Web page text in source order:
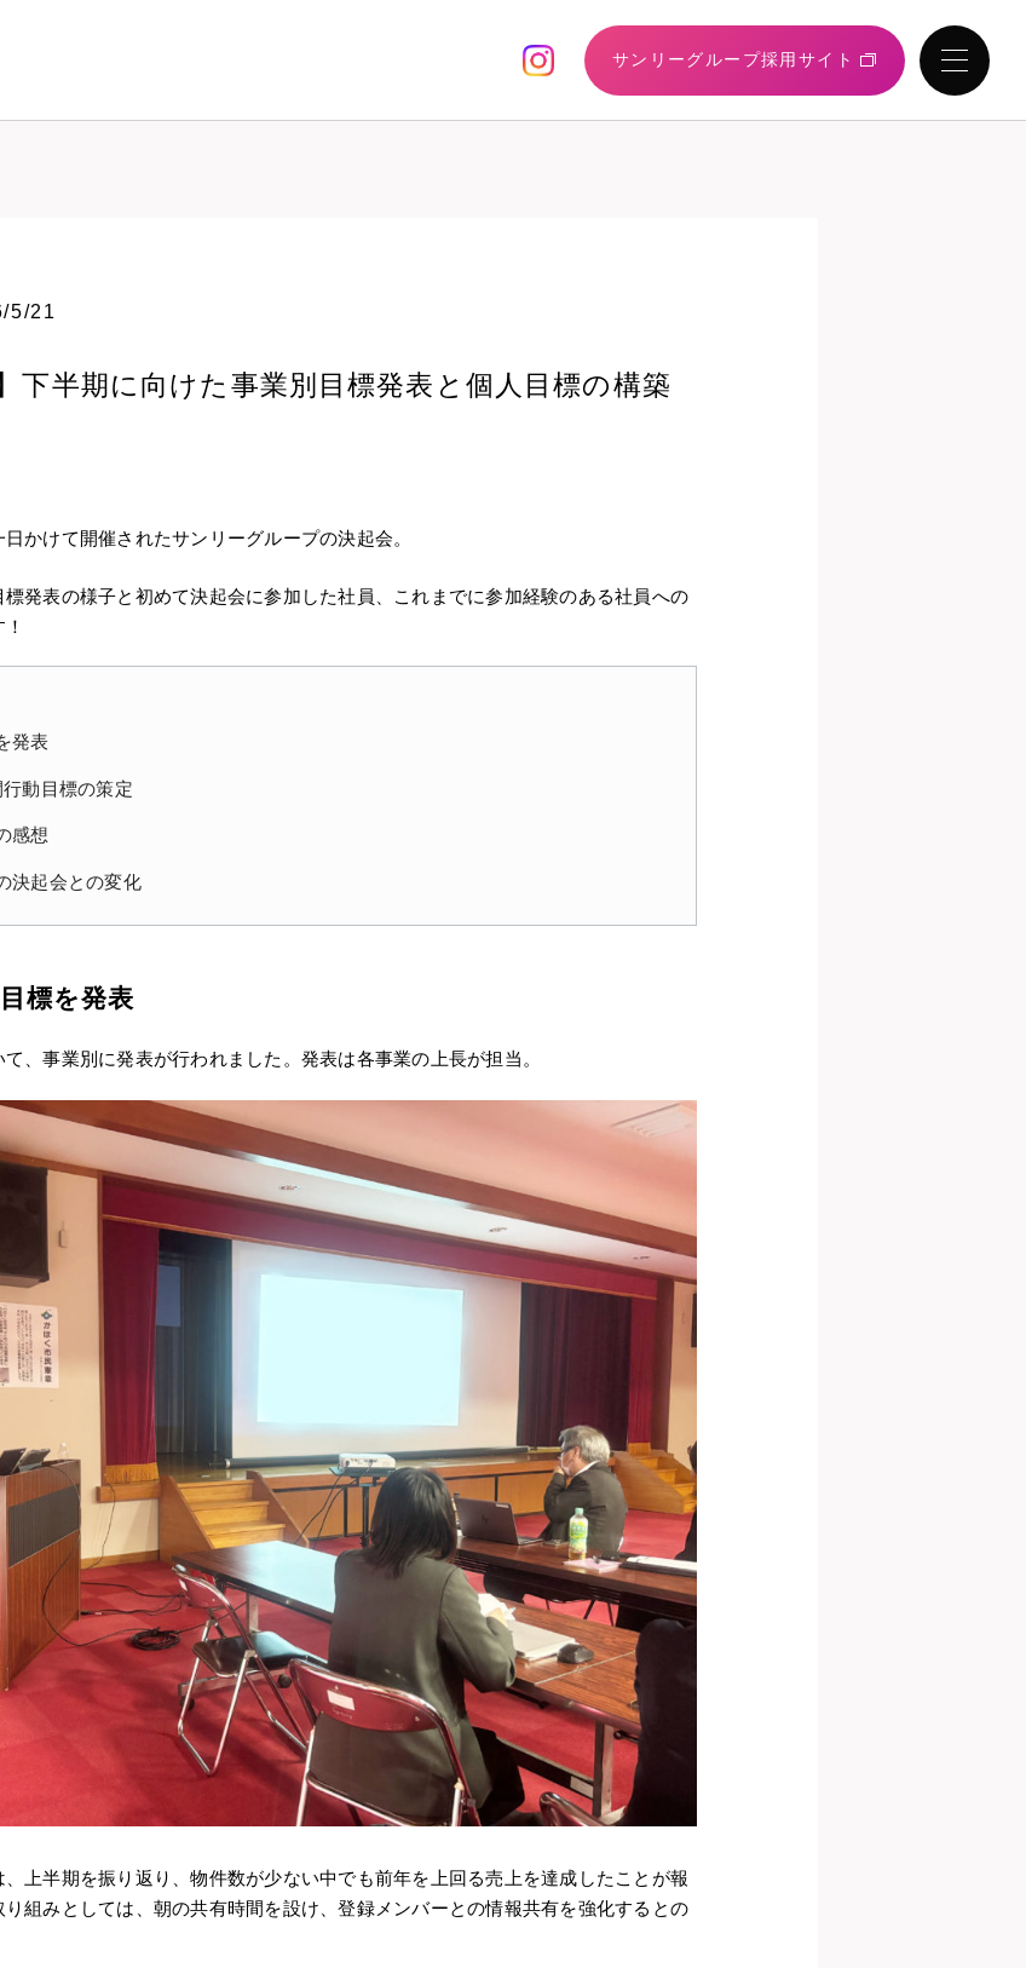
サンリーグループ採用サイト
5/21
下半期に向けた事業別目標発表と個人目標の構築
かけて開催されたサンリーグループの決起会。
発表の様子と初めて決起会に参加した社員、これまでに参加経験のある社員への
発表
動目標の策定
感想
決起会との変化
標を発表
、事業別に発表が行われました。発表は各事業の上長が担当。
上半期を振り返り、物件数が少ない中でも前年を上回る売上を達成したことが報
組みとしては、朝の共有時間を設け、登録メンバーとの情報共有を強化するとの